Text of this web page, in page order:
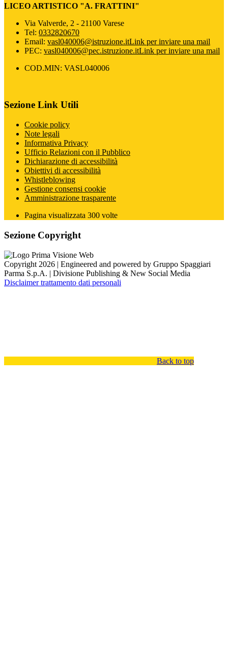
LICEO ARTISTICO "A. FRATTINI"
Via Valverde, 2 - 21100 Varese
Tel: 0332820670
Email: vasl040006@istruzione.itLink per inviare una mail
PEC: vasl040006@pec.istruzione.itLink per inviare una mail
COD.MIN: VASL040006
Sezione Link Utili
Cookie policy
Note legali
Informativa Privacy
Ufficio Relazioni con il Pubblico
Dichiarazione di accessibilità
Obiettivi di accessibilità
Whistleblowing
Gestione consensi cookie
Amministrazione trasparente
Pagina visualizzata 300 volte
Sezione Copyright
Copyright 2026 | Engineered and powered by Gruppo Spaggiari
Parma S.p.A. | Divisione Publishing & New Social Media
Disclaimer trattamento dati personali
Back to top